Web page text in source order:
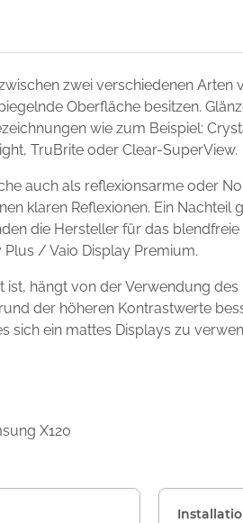
zwei verschiedenen Arten
Oberfläche besitzen.
wie zum Beispiel:
TruBrite oder Clear-SuperView.
auch als reflexionsarme oder
klaren Reflexionen. Ein
die Hersteller für das
/ Vaio Display Premium.
hängt von der Verwendung
der höheren Kontrastwerte
sich ein mattes Displays zu
X120